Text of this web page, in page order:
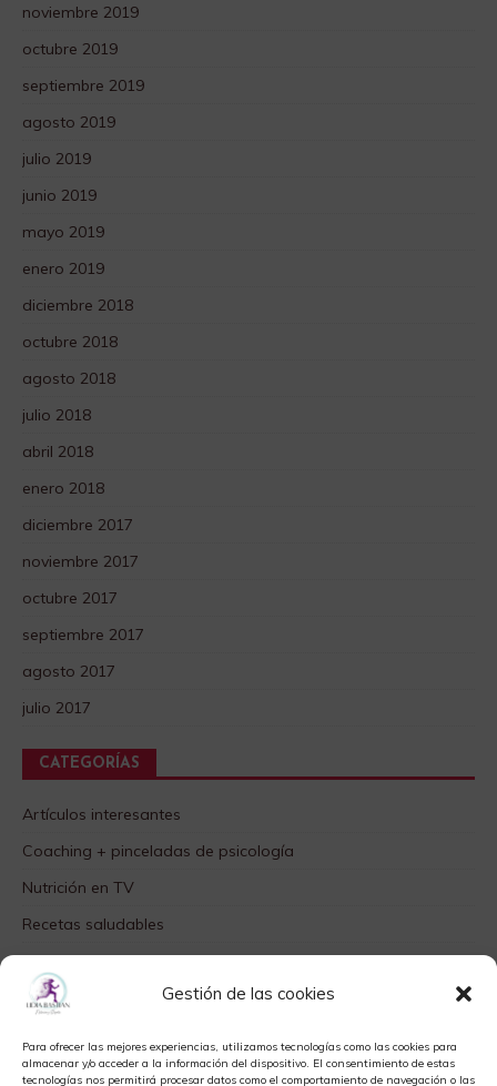
Gestión de las cookies
Para ofrecer las mejores experiencias, utilizamos tecnologías como las cookies para
almacenar y/o acceder a la información del dispositivo. El consentimiento de estas
tecnologías nos permitirá procesar datos como el comportamiento de navegación o las
noviembre 2019
octubre 2019
septiembre 2019
agosto 2019
julio 2019
junio 2019
mayo 2019
enero 2019
diciembre 2018
octubre 2018
agosto 2018
julio 2018
abril 2018
enero 2018
diciembre 2017
noviembre 2017
octubre 2017
septiembre 2017
agosto 2017
julio 2017
CATEGORÍAS
Artículos interesantes
Coaching + pinceladas de psicología
Nutrición en TV
Recetas saludables
SABORES DIFERENTES
Videos TOP
META